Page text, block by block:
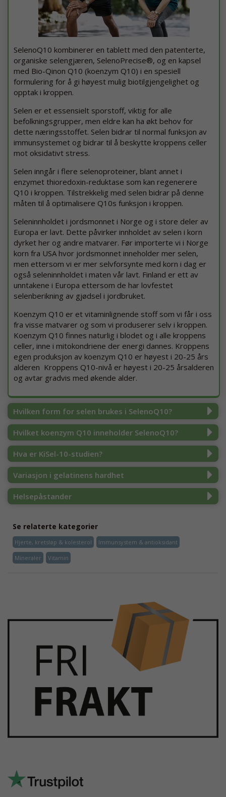
SelenoQ10 kombinerer en tablett med den patenterte,
organiske selengjæren, SelenoPrecise®, og en kapsel
med Bio-Qinon Q10 (koenzym Q10) i en spesiell
formulering for å gi høyest mulig biotilgjengelighet og
opptak i kroppen.
Selen er et essensielt sporstoff, viktig for alle
befolkningsgrupper, men eldre kan ha økt behov for
dette næringsstoffet. Selen bidrar til normal funksjon av
immunsystemet og bidrar til å beskytte kroppens celler
mot oksidativt stress.
Selen inngår i flere selenoproteiner, blant annet i
enzymet thioredoxin-reduktase som kan regenerere
Q10 i kroppen. Tilstrekkelig med selen bidrar på denne
måten til å optimalisere Q10s funksjon i kroppen.
Seleninnholdet i jordsmonnet i Norge og i store deler av
Europa er lavt. Dette påvirker innholdet av selen i korn
dyrket her og andre matvarer. Før importerte vi i Norge
korn fra USA hvor jordsmonnet inneholder mer selen,
men ettersom vi er mer selvforsynte med korn i dag er
også seleninnholdet i maten vår lavt. Finland er ett av
unntakene i Europa ettersom de har lovfestet
selenberikning av gjødsel i jordbruket.
Koenzym Q10 er et vitaminlignende stoff som vi får i oss
fra visse matvarer og som vi produserer selv i kroppen.
Koenzym Q10 finnes naturlig i blodet og i alle kroppens
celler, inne i mitokondriene der energi dannes. Kroppens
egen produksjon av koenzym Q10 er høyest i 20-25 års
alderen Kroppens Q10-nivå er høyest i 20-25 årsalderen
og avtar gradvis med økende alder.
Hvilken form for selen brukes i SelenoQ10?
Hvilket koenzym Q10 inneholder SelenoQ10?
Hva er KiSel-10-studien?
Variasjon i gelatinens hardhet
Helsepåstander
Se relaterte kategorier
Hjerte, kretsløp & kolesterol Immunsystem & antioksidant
Mineraler Vitamin